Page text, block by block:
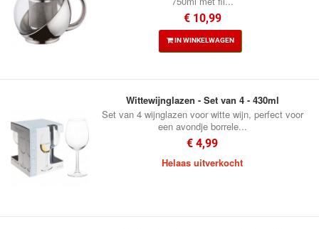
€ 10,99
IN WINKELWAGEN
Wittewijnglazen - Set van 4 - 430ml
Set van 4 wijnglazen voor witte wijn, perfect voor
een avondje borrele...
€ 4,99
Helaas uitverkocht